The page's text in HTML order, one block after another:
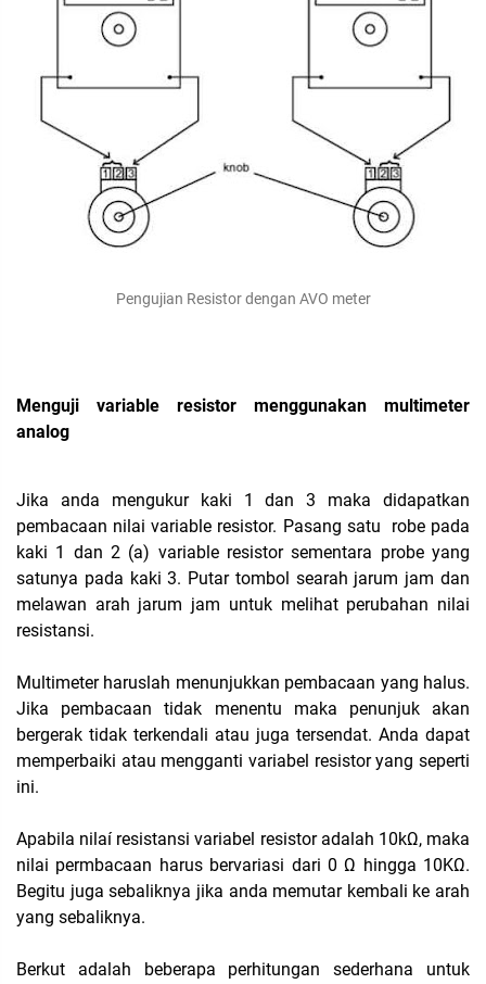
Pengujian Resistor dengan AVO meter
Menguji variable resistor menggunakan multimeter
analog
Jika anda mengukur kaki 1 dan 3 maka didapatkan
pembacaan nilai variable resistor. Pasang satu robe pada
kaki 1 dan 2 (a) variable resistor sementara probe yang
satunya pada kaki 3. Putar tombol searah jarum jam dan
melawan arah jarum jam untuk melihat perubahan nilai
resistansi.
Multimeter haruslah menunjukkan pembacaan yang halus.
Jika pembacaan tidak menentu maka penunjuk akan
bergerak tidak terkendali atau juga tersendat. Anda dapat
memperbaiki atau mengganti variabel resistor yang seperti
ini.
Apabila nilaí resistansi variabel resistor adalah 10kΩ, maka
nilai permbacaan harus bervariasi dari 0 Ω hingga 10KΩ.
Begitu juga sebaliknya jika anda memutar kembali ke arah
yang sebaliknya.
Berkut adalah beberapa perhitungan sederhana untuk